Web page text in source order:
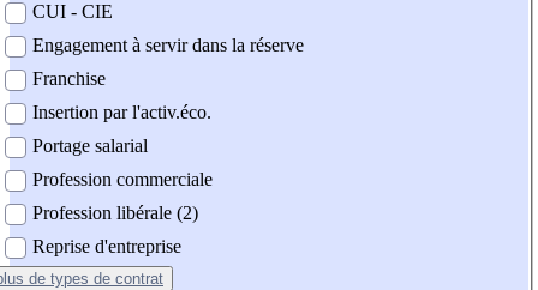
CUI - CIE
Engagement à servir dans la réserve
Franchise
Insertion par l'activ.éco.
Portage salarial
Profession commerciale
Profession libérale (2)
Reprise d'entreprise
de types de contrat